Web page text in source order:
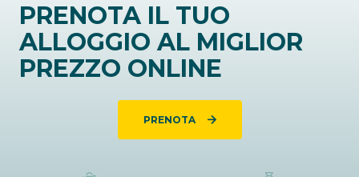
PRENOTA IL TUO
ALLOGGIO AL MIGLIOR
PREZZO ONLINE
PRENOTA